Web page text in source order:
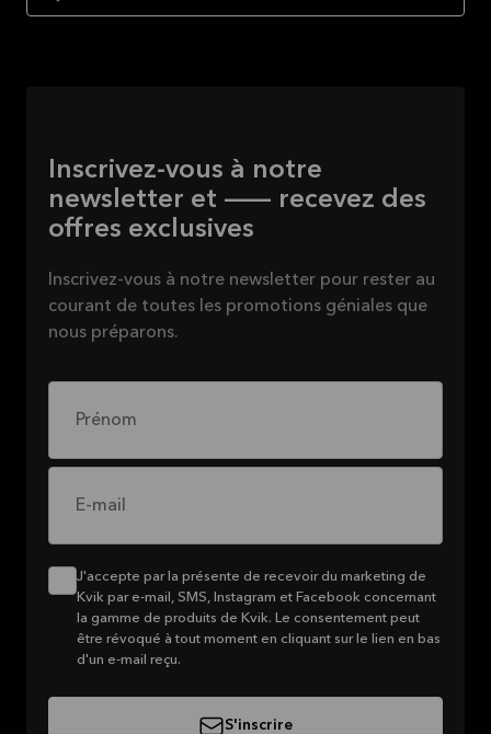
Inscrivez-vous à notre
newsletter et — recevez des
offres exclusives
Inscrivez-vous à notre newsletter pour rester au
courant de toutes les promotions géniales que
nous préparons.
Prénom
E-mail
J'accepte par la présente de recevoir du marketing de
Kvik par e-mail, SMS, Instagram et Facebook concernant
la gamme de produits de Kvik. Le consentement peut
être révoqué à tout moment en cliquant sur le lien en bas
d'un e-mail reçu.
S'inscrire